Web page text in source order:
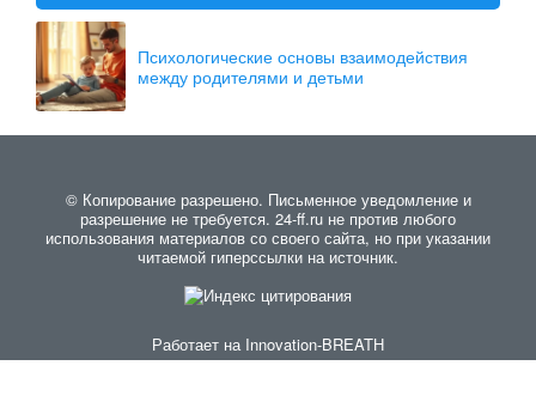
Психологические основы взаимодействия
между родителями и детьми
© Копирование разрешено. Письменное уведомление и
разрешение не требуется. 24-ff.ru не против любого
использования материалов со своего сайта, но при указании
читаемой гиперссылки на источник.
Работает на Innovation-BREATH